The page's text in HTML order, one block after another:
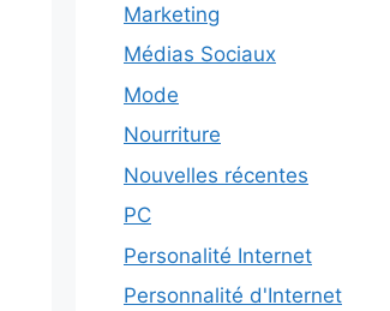
Marketing
Médias Sociaux
Mode
Nourriture
Nouvelles récentes
PC
Personalité Internet
Personnalité d'Internet